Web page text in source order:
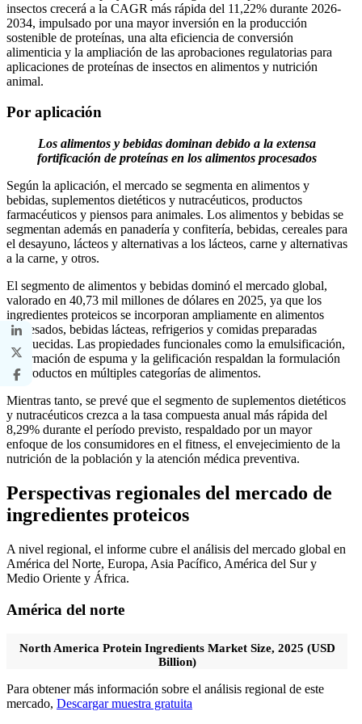
insectos crecerá a la CAGR más rápida del 11,22% durante 2026-
2034, impulsado por una mayor inversión en la producción
sostenible de proteínas, una alta eficiencia de conversión
alimenticia y la ampliación de las aprobaciones regulatorias para
aplicaciones de proteínas de insectos en alimentos y nutrición
animal.
Por aplicación
Los alimentos y bebidas dominan debido a la extensa
fortificación de proteínas en los alimentos procesados
Según la aplicación, el mercado se segmenta en alimentos y
bebidas, suplementos dietéticos y nutracéuticos, productos
farmacéuticos y piensos para animales. Los alimentos y bebidas se
segmentan además en panadería y confitería, bebidas, cereales para
el desayuno, lácteos y alternativas a los lácteos, carne y alternativas
a la carne, y otros.
El segmento de alimentos y bebidas dominó el mercado global,
valorado en 40,73 mil millones de dólares en 2025, ya que los
ingredientes proteicos se incorporan ampliamente en alimentos
procesados, bebidas lácteas, refrigerios y comidas preparadas
enriquecidas. Las propiedades funcionales como la emulsificación,
la formación de espuma y la gelificación respaldan la formulación
de productos en múltiples categorías de alimentos.
Mientras tanto, se prevé que el segmento de suplementos dietéticos
y nutracéuticos crezca a la tasa compuesta anual más rápida del
8,29% durante el período previsto, respaldado por un mayor
enfoque de los consumidores en el fitness, el envejecimiento de la
nutrición de la población y la atención médica preventiva.
Perspectivas regionales del mercado de
ingredientes proteicos
A nivel regional, el informe cubre el análisis del mercado global en
América del Norte, Europa, Asia Pacífico, América del Sur y
Medio Oriente y África.
América del norte
North America Protein Ingredients Market Size, 2025 (USD
Billion)
Para obtener más información sobre el análisis regional de este
mercado, Descargar muestra gratuita